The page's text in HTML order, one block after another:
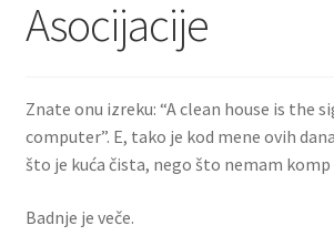
Asocijacije
Znate onu izreku: “A clean house is the
computer”. E, tako je kod mene ovih
što je kuća čista, nego što nemam komp
Badnje je veče.